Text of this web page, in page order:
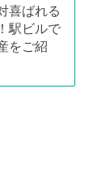
喜ばれる
駅ビルで
をご紹